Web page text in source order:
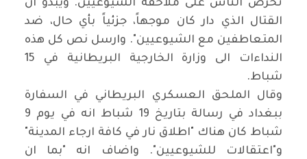
تحرض الناس على ملاحقة الشيوعيين. ويبدو ان
القتال الذي دار كان موجهاً، جزئياً بأي حال، ضد
المتعاطفين مع الشيوعيين". وارسل نص كل هذه
النداءات الى وزارة الخارجية البريطانية في 15
شباط.
وقال الملحق العسكري البريطاني في السفارة
ببغداد في رسالة بتاريخ 19 شباط انه في يوم 9
شباط كان هناك "اطلاق نار في كافة ارجاء المدينة"
و"اعتقالات للشيوعيين". واضاف انه "بما ان